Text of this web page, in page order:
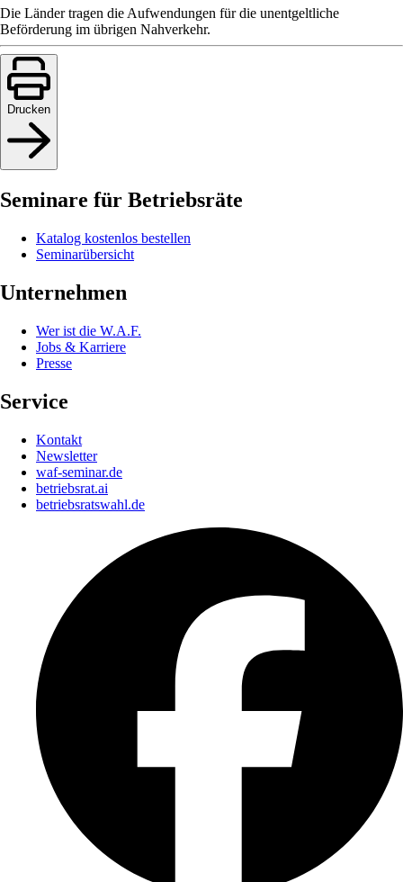
Die Länder tragen die Aufwendungen für die unentgeltliche
Beförderung im übrigen Nahverkehr.
Drucken
Seminare für Betriebsräte
Katalog kostenlos bestellen
Seminarübersicht
Unternehmen
Wer ist die W.A.F.
Jobs & Karriere
Presse
Service
Kontakt
Newsletter
waf-seminar.de
betriebsrat.ai
betriebsratswahl.de